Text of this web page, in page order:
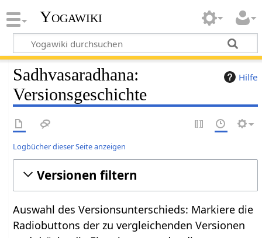
Yogawiki
Hilfe
Sadhvasaradhana:
Versionsgeschichte
Logbücher dieser Seite anzeigen
Versionen filtern
Auswahl des Versionsunterschieds: Markiere die
Radiobuttons der zu vergleichenden Versionen